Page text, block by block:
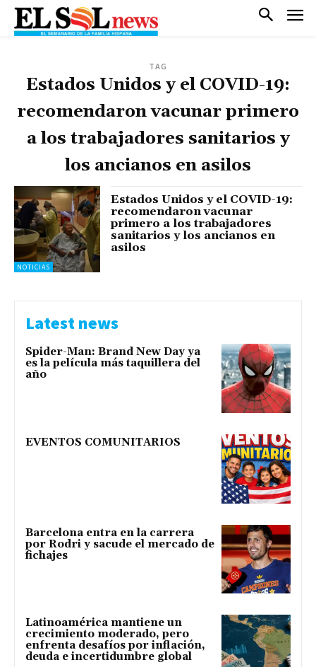
TAG
Estados Unidos y el COVID-19:
recomendaron vacunar primero
a los trabajadores sanitarios y
los ancianos en asilos
NOTICIAS
Estados Unidos y el COVID-19:
recomendaron vacunar
primero a los trabajadores
sanitarios y los ancianos en
asilos
Latest news
Spider-Man: Brand New Day ya
es la película más taquillera del
año
EVENTOS COMUNITARIOS
Barcelona entra en la carrera
por Rodri y sacude el mercado de
fichajes
Latinoamérica mantiene un
crecimiento moderado, pero
enfrenta desafíos por inflación,
deuda e incertidumbre global